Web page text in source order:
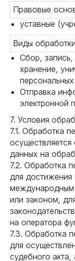
Правовые
уставные
Виды
Сбор, запись,
хранение,
Отправка
электронной
7. Условия
7.1. Обработка
осуществляется
данных на
7.2. Обработка
для достижения
международным
или законом,
на оператора
7.3. Обработка
для
судебного акта,